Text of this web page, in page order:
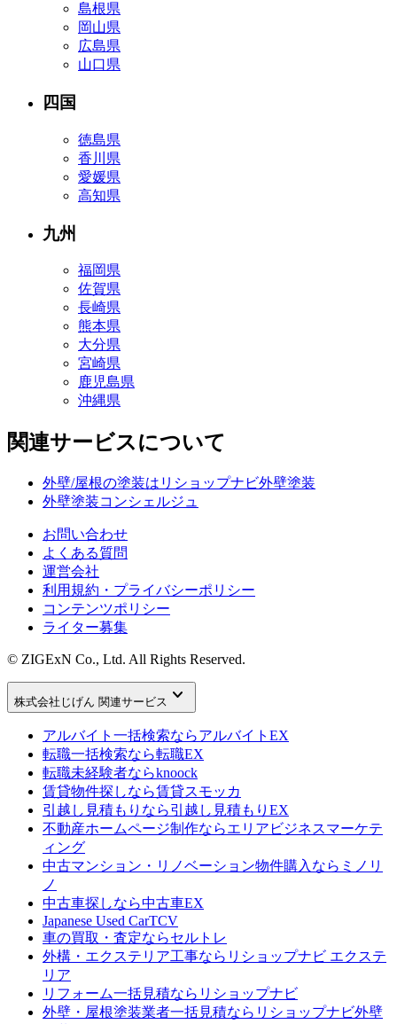
島根県
岡山県
広島県
山口県
四国
徳島県
香川県
愛媛県
高知県
九州
福岡県
佐賀県
長崎県
熊本県
大分県
宮崎県
鹿児島県
沖縄県
関連サービスについて
外壁/屋根の塗装はリショップナビ外壁塗装
外壁塗装コンシェルジュ
お問い合わせ
よくある質問
運営会社
利用規約・プライバシーポリシー
コンテンツポリシー
ライター募集
© ZIGExN Co., Ltd. All Rights Reserved.
株式会社じげん 関連サービス keyboard_arrow_down
アルバイト一括検索ならアルバイトEX
転職一括検索なら転職EX
転職未経験者ならknoock
賃貸物件探しなら賃貸スモッカ
引越し見積もりなら引越し見積もりEX
不動産ホームページ制作ならエリアビジネスマーケテ
ィング
中古マンション・リノベーション物件購入なら ミノリ
ノ
中古車探しなら中古車EX
Japanese Used CarTCV
車の買取・査定ならセルトレ
外構・エクステリア工事なら リショップナビ エクステ
リア
リフォーム一括見積なら リショップナビ
外壁・屋根塗装業者一括見積なら リショップナビ外壁